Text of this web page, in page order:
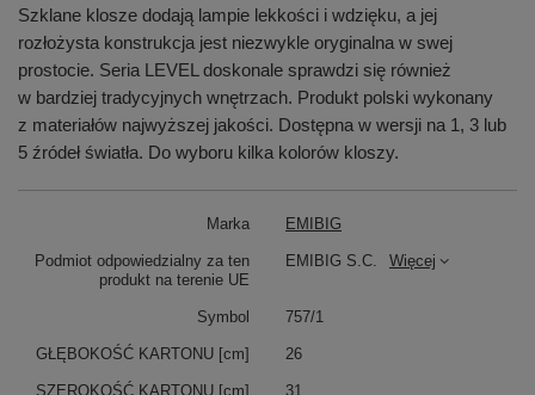
Szklane klosze dodają lampie lekkości i wdzięku, a jej
rozłożysta konstrukcja jest niezwykle oryginalna w swej
prostocie. Seria LEVEL doskonale sprawdzi się również
w bardziej tradycyjnych wnętrzach. Produkt polski wykonany
z materiałów najwyższej jakości. Dostępna w wersji na 1, 3 lub
5 źródeł światła. Do wyboru kilka kolorów kloszy.
Marka EMIBIG
Podmiot odpowiedzialny za ten
produkt na terenie UE
EMIBIG S.C. Więcej
Symbol 757/1
GŁĘBOKOŚĆ KARTONU [cm] 26
SZEROKOŚĆ KARTONU [cm] 31